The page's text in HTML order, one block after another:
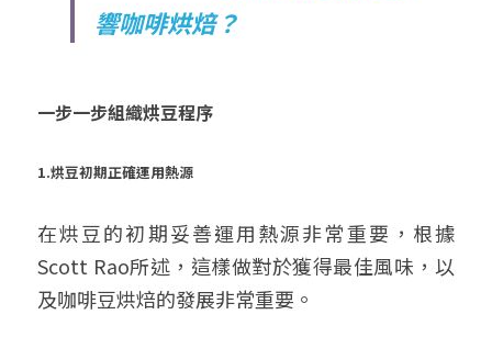
響咖啡烘焙？
一步一步組織烘豆程序
1.烘豆初期正確運用熱源
在烘豆的初期妥善運用熱源非常重要，根據
Scott Rao所述，這樣做對於獲得最佳風味，以
及咖啡豆烘焙的發展非常重要。